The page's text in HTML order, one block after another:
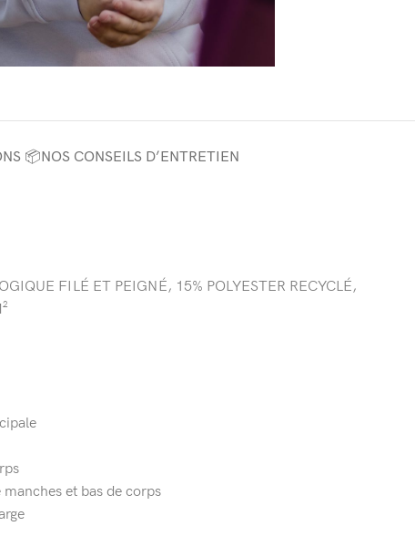
📦NOS CONSEILS D’ENTRETIEN
FILÉ ET PEIGNÉ, 15% POLYESTER RECYCLÉ,
et bas de corps